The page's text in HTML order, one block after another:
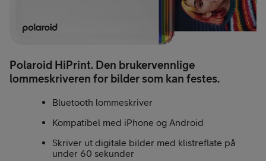
Polaroid HiPrint. Den brukervennlige
lommeskriveren for bilder som kan festes.
Bluetooth lommeskriver
Kompatibel med iPhone og Android
Skriver ut digitale bilder med klistreflate på
under 60 sekunder